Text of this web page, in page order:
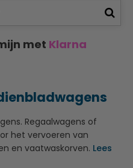
met Klarna
Regaalwagens of
het vervoeren van
en vaatwaskorven. Lees